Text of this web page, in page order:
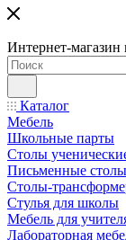
Интернет-магазин
Каталог
Мебель
Школьные парты
Столы
Письменные
Столы-
Стулья для школы
Мебель для
Лабораторная